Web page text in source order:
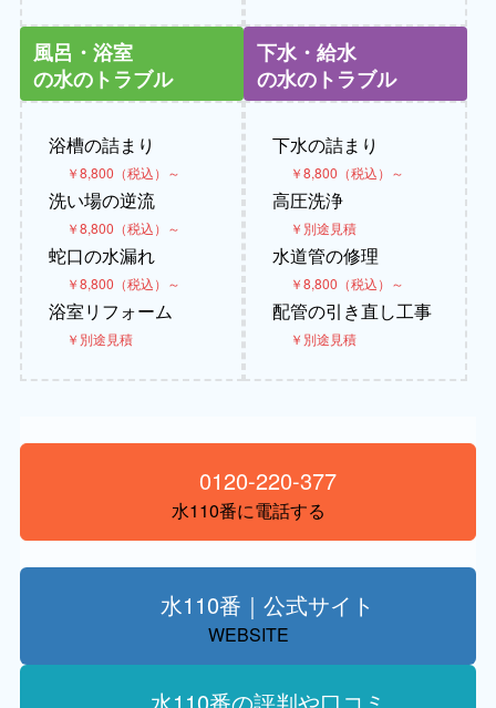
風呂・浴室
の水のトラブル
浴槽の詰まり
￥8,800（税込）～
洗い場の逆流
￥8,800（税込）～
蛇口の水漏れ
￥8,800（税込）～
浴室リフォーム
￥別途見積
下水・給水
の水のトラブル
下水の詰まり
￥8,800（税込）～
高圧洗浄
￥別途見積
水道管の修理
￥8,800（税込）～
配管の引き直し工事
￥別途見積
0120-220-377
水110番に電話する
水110番｜公式サイト
WEBSITE